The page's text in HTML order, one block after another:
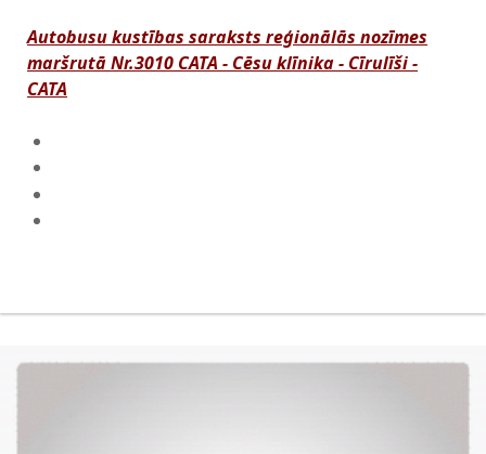
Autobusu kustības saraksts reģionālās nozīmes
maršrutā Nr.3010 CATA - Cēsu klīnika - Cīrulīši -
CATA